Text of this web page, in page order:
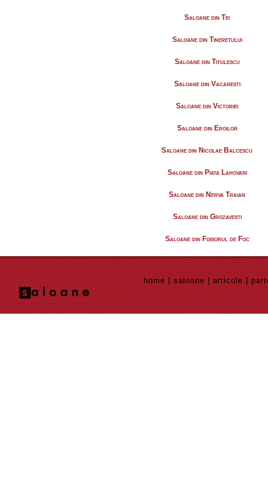
Saloane din Tei
Saloane din Tineretului
Saloane din Titulescu
Saloane din Vacaresti
Saloane din Victoriei
Saloane din Eroilor
Saloane din Nicolae Balcescu
Saloane din Piata Lahovari
Saloane din Nerva Traian
Saloane din Grozavesti
Saloane din Foisorul de Foc
home saloane articole